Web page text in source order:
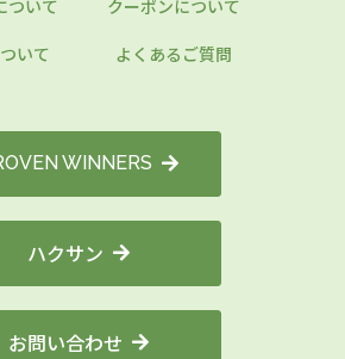
ついて
クーポンについて
いて
よくあるご質問
WINNERS
ハクサン
お問い合わせ